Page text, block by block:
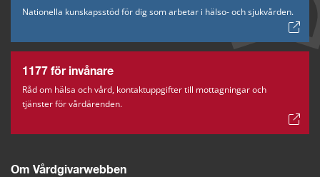
Nationella kunskapsstöd för dig som arbetar i hälso- och sjukvården.
1177 för invånare
Råd om hälsa och vård, kontaktuppgifter till mottagningar och
tjänster för vårdärenden.
Om Vårdgivarwebben